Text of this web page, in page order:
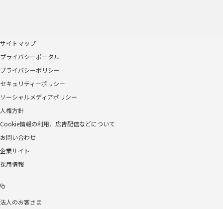
サイトマップ
プライバシーポータル
プライバシーポリシー
セキュリティーポリシー
ソーシャルメディアポリシー
人権方針
Cookie情報の利用、広告配信などについて
お問い合わせ
企業サイト
採用情報
法人のお客さま